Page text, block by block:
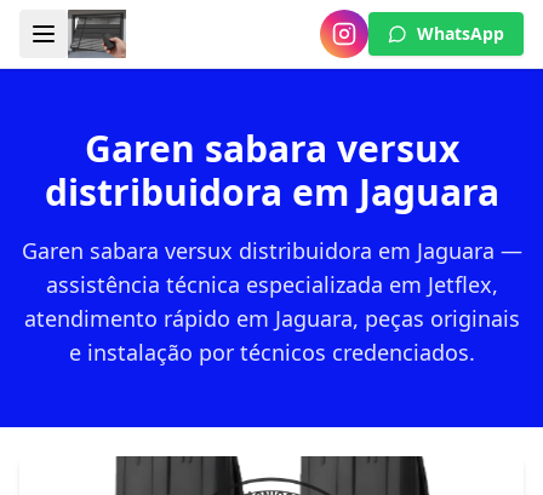
WhatsApp
Garen sabara versux
distribuidora em Jaguara
Garen sabara versux distribuidora em Jaguara —
assistência técnica especializada em Jetflex,
atendimento rápido em Jaguara, peças originais
e instalação por técnicos credenciados.